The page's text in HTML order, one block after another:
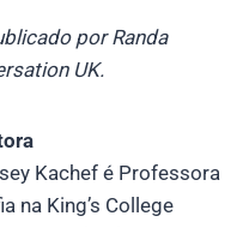
por Randa
UK.
Kachef é Professora
na King’s College